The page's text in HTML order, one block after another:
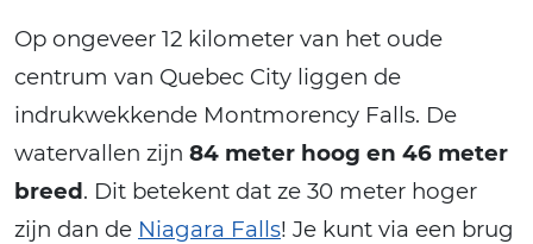
Op ongeveer 12 kilometer van het oude
centrum van Quebec City liggen de
indrukwekkende Montmorency Falls. De
watervallen zijn 84 meter hoog en 46 meter
breed. Dit betekent dat ze 30 meter hoger
zijn dan de Niagara Falls! Je kunt via een brug